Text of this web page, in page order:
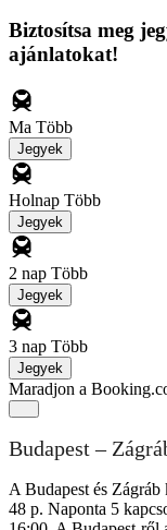
Biztosítsa meg
ajánlatokat!
Ma Több
Jegyek
Holnap Több
Jegyek
2 nap Több
Jegyek
3 nap Több
Jegyek
Maradjon a
Budapest –
A Budapest és
48 p. Naponta 5